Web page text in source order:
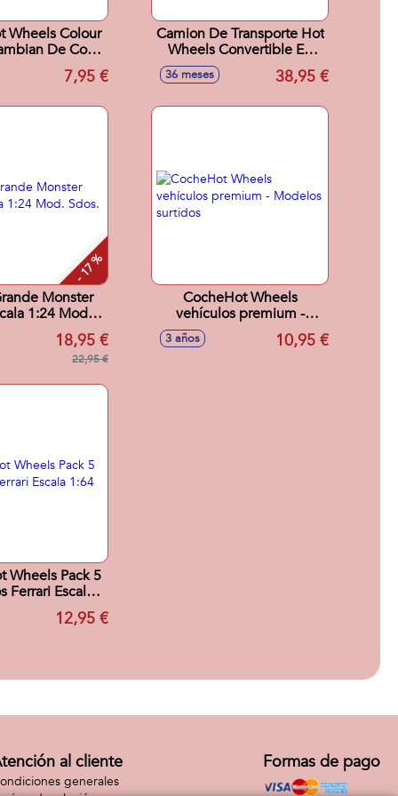
Wheels Colour
De Color
Sdos.7,95 €
Camion De Transporte Hot
Wheels Convertible En
Pista De Coches.
36 meses 38,95 €
- 17 %
Monster
1:24 Mod.
18,95 €
22,95 €
CocheHot Wheels
vehículos premium -
Modelos surtidos
3 años 10,95 €
Wheels Pack 5
Ferrari Escala
12,95 €
al cliente
generales
Formas de pago